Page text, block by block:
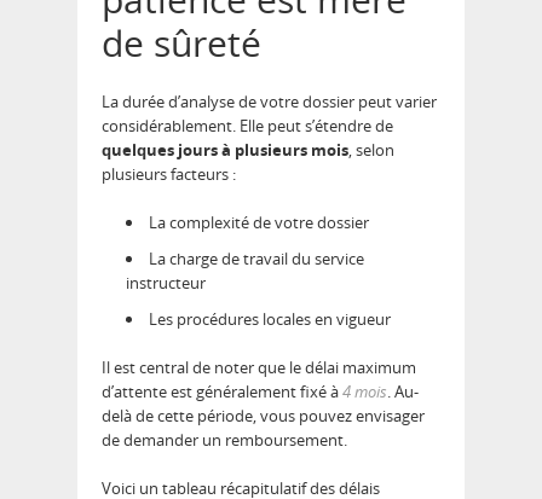
de sûreté
La durée d’analyse de votre dossier peut varier
considérablement. Elle peut s’étendre de
quelques jours à plusieurs mois, selon
plusieurs facteurs :
La complexité de votre dossier
La charge de travail du service
instructeur
Les procédures locales en vigueur
Il est central de noter que le délai maximum
d’attente est généralement fixé à4 mois. Au-
delà de cette période, vous pouvez envisager
de demander un remboursement.
Voici un tableau récapitulatif des délais